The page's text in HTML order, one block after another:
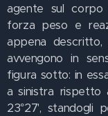
agente sul
forza peso e
appena
avvengono in
figura sotto: in
a sinistra rispetto
23°27', standogli